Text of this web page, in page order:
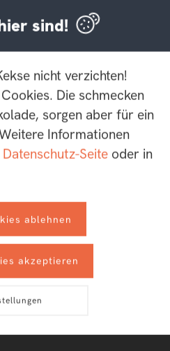
Newsletter
mehr
*
sind!
nicht verzichten!
Die schmecken
sorgen aber für ein
Informationen
Datenschutz-Seite oder in
ablehnen
akzeptieren